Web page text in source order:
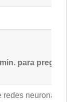
para
redes neuronais